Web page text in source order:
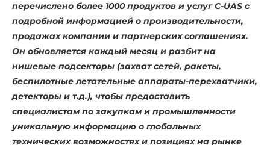
перечислено более 1000 продуктов и услуг C-UAS с
подробной информацией о производительности,
продажах компании и партнерских соглашениях.
Он обновляется каждый месяц и разбит на
нишевые подсекторы (захват сетей, ракеты,
беспилотные летательные аппараты-перехватчики,
детекторы и т.д.), чтобы предоставить
специалистам по закупкам и промышленности
уникальную информацию о глобальных
технических возможностях и позициях на рынке